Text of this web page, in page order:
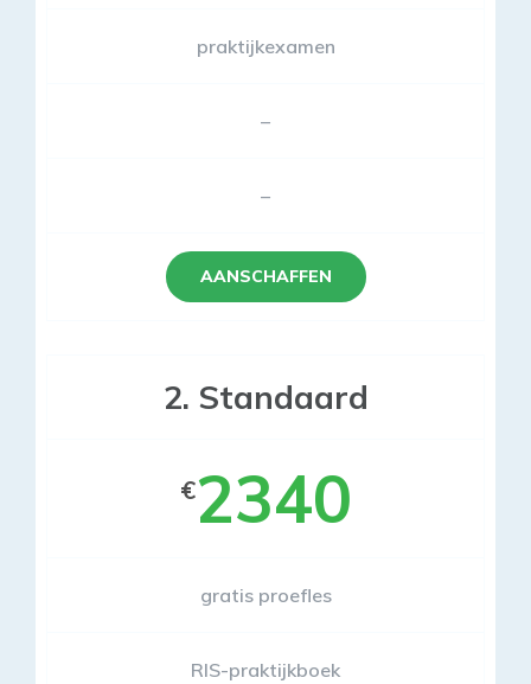
praktijkexamen
–
–
AANSCHAFFEN
2. Standaard
€2340
gratis proefles
RIS-praktijkboek